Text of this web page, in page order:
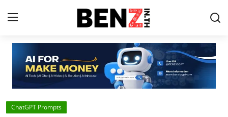
Home
Contact
AI Tools
ChatGPT Prompts